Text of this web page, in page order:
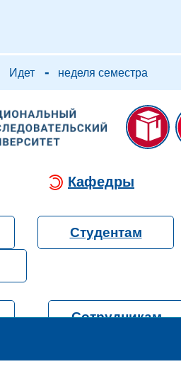
Идет - неделя семестра
Кафедры
Студентам
Сотрудникам